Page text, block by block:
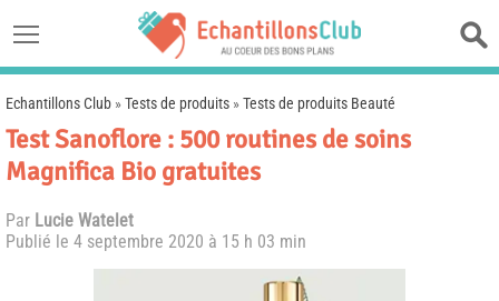
Echantillons Club »Tests de produits »Tests de produits Beauté
Test Sanoflore : 500 routines de soins
Magnifica Bio gratuites
Par Lucie Watelet
Publié le 4 septembre 2020 à 15 h 03 min